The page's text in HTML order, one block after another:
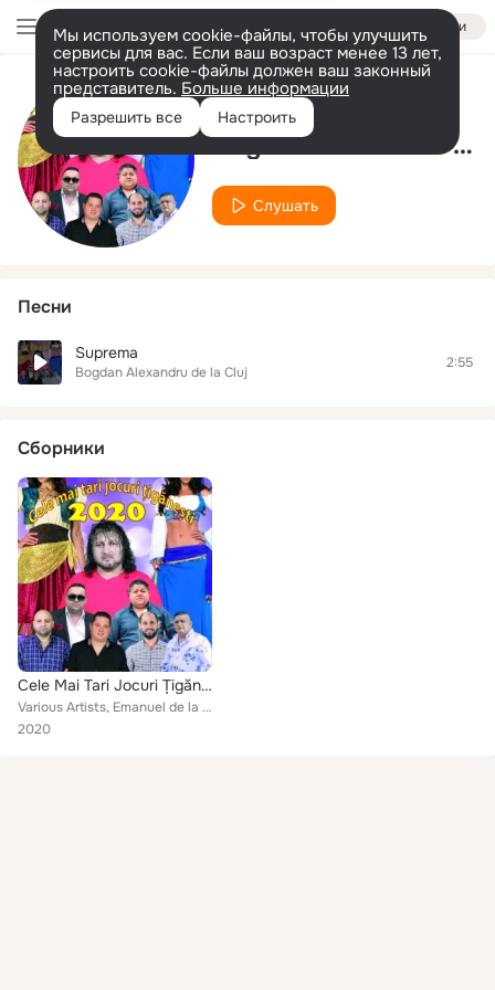
Войти
Мы используем cookie-файлы, чтобы улучшить
сервисы для вас. Если ваш возраст менее 13 лет,
настроить cookie-файлы должен ваш законный
представитель. Больше информации
Разрешить все Настроить
Исполнитель
Bogdan Alexandru de la Cluj
Слушать
Песни
Suprema
Bogdan Alexandru de la Cluj
2:55
Сборники
Cele Mai Tari Jocuri Țigănești 2020
Various Artists, Emanuel de la Cluj, Godici, Eugen Casanova, Ovidiu de la Zau, Flaviu de la Cluj, Bobby Rostas, Bogdan Alexandru...
2020